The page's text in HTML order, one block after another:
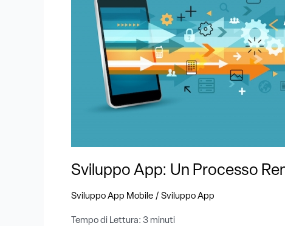
Sviluppo App: Un Processo
Sviluppo App Mobile / Sviluppo App
Tempo di Lettura: 3 minuti
Remoto
Trasparente